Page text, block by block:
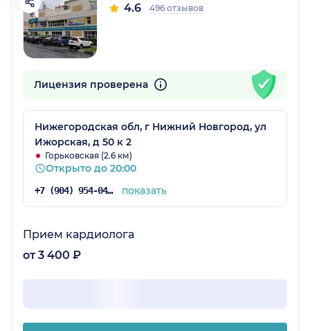
4.6 496 отзывов
Лицензия проверена
Нижегородская обл, г Нижний Новгород, ул
Ижорская, д 50 к 2
Горьковская (2.6 км)
Открыто до 20:00
+7 (904) 954-04-36 показать
Прием кардиолога
от 3 400 ₽